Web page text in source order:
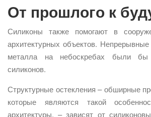
От прошлого к
Силиконы также помогают в
архитектурных объектов.
металла на небоскребах были
силиконов.
Структурные остекления – обширные
которые являются такой
архитектуры, – зависят от